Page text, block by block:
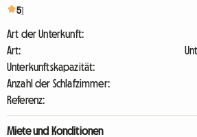
51
Art der Unterkunft:
Art:
Unterkunftskapazität:
Anzahl der Schlafzimmer:
Referenz:
Miete und Konditionen